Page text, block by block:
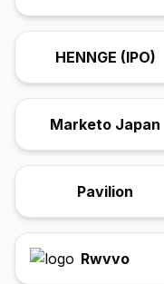
HENNGE (IPO)
Marketo Japan
Pavilion
Rwvvo